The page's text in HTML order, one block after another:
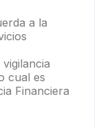
a la
cual es
Financiera